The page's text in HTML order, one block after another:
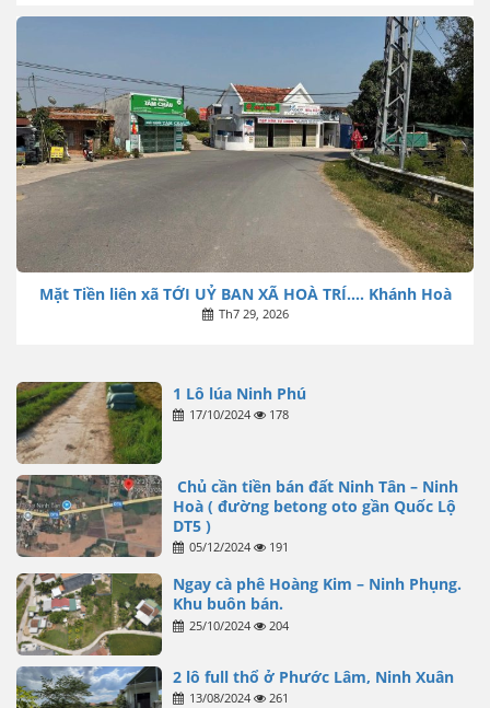
Mặt Tiền liên xã TỚI UỶ BAN XÃ HOÀ TRÍ…. Khánh Hoà
Th7 29, 2026
1 Lô lúa Ninh Phú
17/10/2024 178
Chủ cần tiền bán đất Ninh Tân – Ninh
Hoà ( đường betong oto gần Quốc Lộ
DT5 )
05/12/2024 191
Ngay cà phê Hoàng Kim – Ninh Phụng.
Khu buôn bán.
25/10/2024 204
2 lô full thổ ở Phước Lâm, Ninh Xuân
13/08/2024 261